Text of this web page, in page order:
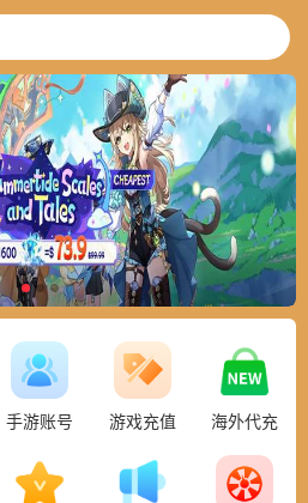
手游账号 游戏充值 海外代充